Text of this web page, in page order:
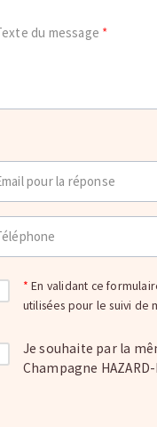
du message
pour la réponse
En validant ce
utilisées pour le suivi de
Je souhaite par la
Champagne